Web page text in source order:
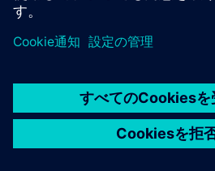
© Siemens2026
タル・ミレニアム著作権法 (DMCA)